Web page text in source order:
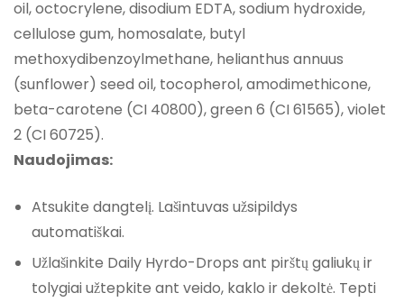
oil, octocrylene, disodium EDTA, sodium hydroxide,
cellulose gum, homosalate, butyl
methoxydibenzoylmethane, helianthus annuus
(sunflower) seed oil, tocopherol, amodimethicone,
beta-carotene (CI 40800), green 6 (CI 61565), violet
2 (CI 60725).
Naudojimas:
Atsukite dangtelį. Lašintuvas užsipildys
automatiškai.
Užlašinkite Daily Hyrdo-Drops ant pirštų galiukų ir
tolygiai užtepkite ant veido, kaklo ir dekoltė. Tepti